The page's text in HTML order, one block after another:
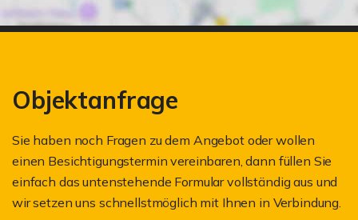
Objektanfrage
Sie haben noch Fragen zu dem Angebot oder wollen
einen Besichtigungstermin vereinbaren, dann füllen Sie
einfach das untenstehende Formular vollständig aus und
wir setzen uns schnellstmöglich mit Ihnen in Verbindung.